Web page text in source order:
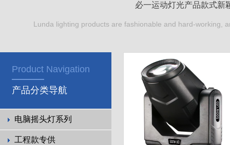
必一运动灯光产品款式新
Lunda lighting products are fashionable and hard-working,
Product Navigation
产品分类导航
电脑摇头灯系列
工程款专供